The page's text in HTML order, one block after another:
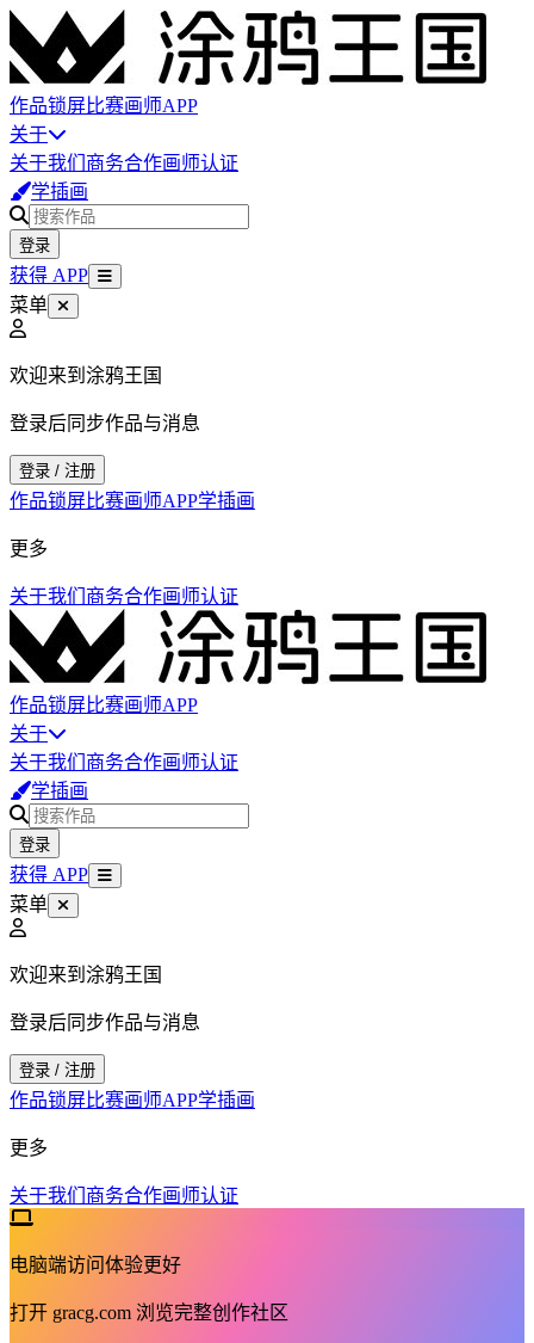
作品锁屏比赛画师APP
关于
关于我们 商务合作画师认证
学插画
登录
获得 APP
菜单
欢迎来到涂鸦王国
登录后同步作品与消息
登录 / 注册
作品锁屏比赛画师APP学插画
更多
关于我们 商务合作画师认证
作品锁屏比赛画师APP
关于
关于我们 商务合作画师认证
学插画
登录
获得 APP
菜单
欢迎来到涂鸦王国
登录后同步作品与消息
登录 / 注册
作品锁屏比赛画师APP学插画
更多
关于我们 商务合作画师认证
电脑端访问体验更好
打开 gracg.com 浏览完整创作社区